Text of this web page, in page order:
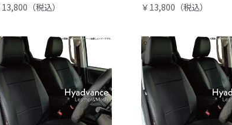
13,800（税込） ￥13,800（税込）